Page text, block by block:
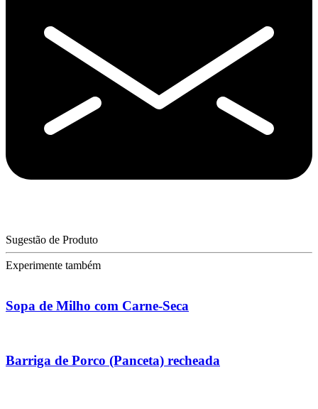
Sugestão de Produto
Experimente também
Sopa de Milho com Carne-Seca
Barriga de Porco (Panceta) recheada